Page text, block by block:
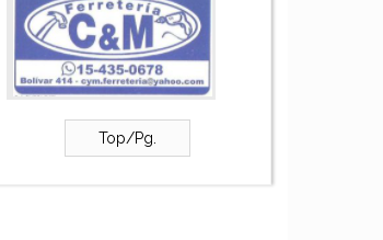
Top/Pg.